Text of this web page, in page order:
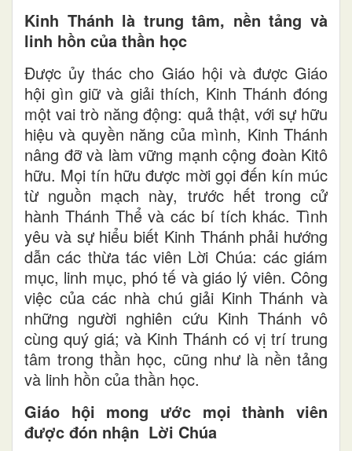
Kinh Thánh là trung tâm, nền tảng và
linh hồn của thần học
Được ủy thác cho Giáo hội và được Giáo
hội gìn giữ và giải thích, Kinh Thánh đóng
một vai trò năng động: quả thật, với sự hữu
hiệu và quyền năng của mình, Kinh Thánh
nâng đỡ và làm vững mạnh cộng đoàn Kitô
hữu. Mọi tín hữu được mời gọi đến kín múc
từ nguồn mạch này, trước hết trong cử
hành Thánh Thể và các bí tích khác. Tình
yêu và sự hiểu biết Kinh Thánh phải hướng
dẫn các thừa tác viên Lời Chúa: các giám
mục, linh mục, phó tế và giáo lý viên. Công
việc của các nhà chú giải Kinh Thánh và
những người nghiên cứu Kinh Thánh vô
cùng quý giá; và Kinh Thánh có vị trí trung
tâm trong thần học, cũng như là nền tảng
và linh hồn của thần học.
Giáo hội mong ước mọi thành viên
được đón nhận Lời Chúa